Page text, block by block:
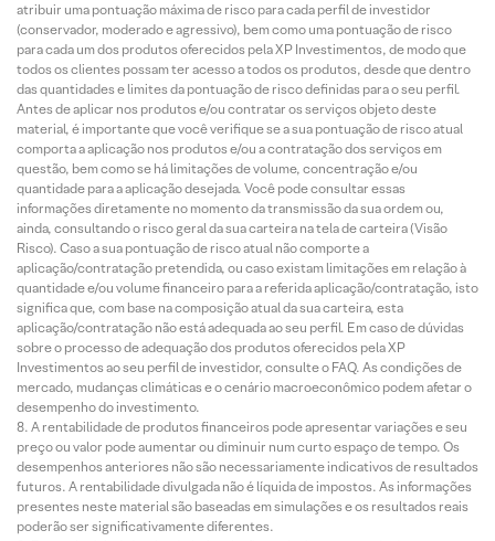
atribuir uma pontuação máxima de risco para cada perfil de investidor
(conservador, moderado e agressivo), bem como uma pontuação de risco
para cada um dos produtos oferecidos pela XP Investimentos, de modo que
todos os clientes possam ter acesso a todos os produtos, desde que dentro
das quantidades e limites da pontuação de risco definidas para o seu perfil.
Antes de aplicar nos produtos e/ou contratar os serviços objeto deste
material, é importante que você verifique se a sua pontuação de risco atual
comporta a aplicação nos produtos e/ou a contratação dos serviços em
questão, bem como se há limitações de volume, concentração e/ou
quantidade para a aplicação desejada. Você pode consultar essas
informações diretamente no momento da transmissão da sua ordem ou,
ainda, consultando o risco geral da sua carteira na tela de carteira (Visão
Risco). Caso a sua pontuação de risco atual não comporte a
aplicação/contratação pretendida, ou caso existam limitações em relação à
quantidade e/ou volume financeiro para a referida aplicação/contratação, isto
significa que, com base na composição atual da sua carteira, esta
aplicação/contratação não está adequada ao seu perfil. Em caso de dúvidas
sobre o processo de adequação dos produtos oferecidos pela XP
Investimentos ao seu perfil de investidor, consulte o FAQ. As condições de
mercado, mudanças climáticas e o cenário macroeconômico podem afetar o
desempenho do investimento.
A rentabilidade de produtos financeiros pode apresentar variações e seu
preço ou valor pode aumentar ou diminuir num curto espaço de tempo. Os
desempenhos anteriores não são necessariamente indicativos de resultados
futuros. A rentabilidade divulgada não é líquida de impostos. As informações
presentes neste material são baseadas em simulações e os resultados reais
poderão ser significativamente diferentes.